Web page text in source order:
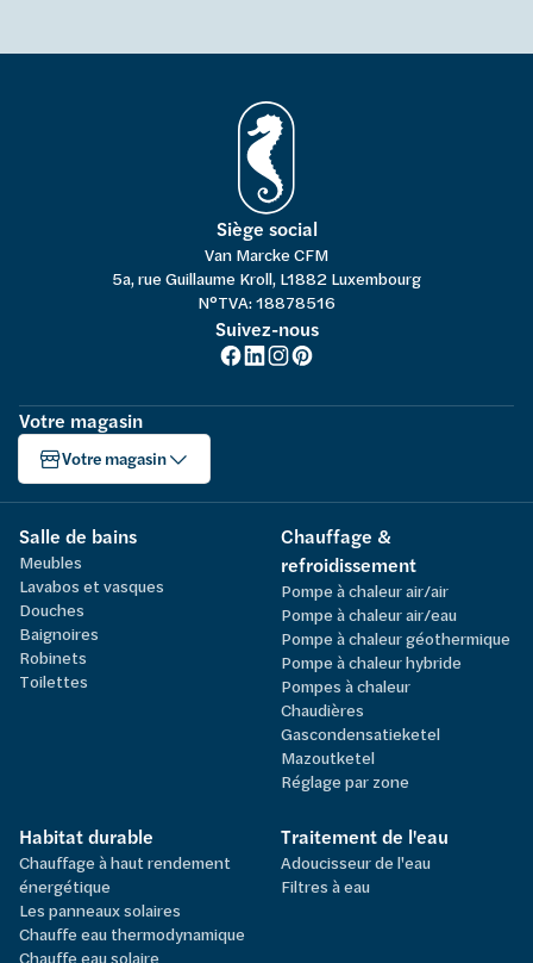
Siège social
Van Marcke CFM
5a, rue Guillaume Kroll, L1882 Luxembourg
N°TVA: 18878516
Suivez-nous
Votre magasin
Votre magasin
Salle de bains
Meubles
Lavabos et vasques
Douches
Baignoires
Robinets
Toilettes
Chauffage &
refroidissement
Pompe à chaleur air/air
Pompe à chaleur air/eau
Pompe à chaleur géothermique
Pompe à chaleur hybride
Pompes à chaleur
Chaudières
Gascondensatieketel
Mazoutketel
Réglage par zone
Habitat durable
Chauffage à haut rendement
énergétique
Les panneaux solaires
Chauffe eau thermodynamique
Chauffe eau solaire
Traitement de l'eau
Adoucisseur de l'eau
Filtres à eau